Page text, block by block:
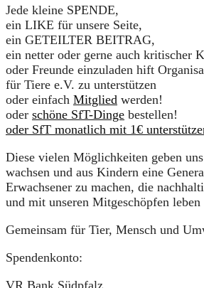
Jede kleine SPENDE,
ein LIKE für unsere Seite,
ein GETEILTER BEITRAG,
ein netter oder gerne auch kritischer
oder Freunde einzuladen hift
für Tiere e.V. zu unterstützen
oder einfach Mitglied werden!
oder schöne SfT-Dinge bestellen!
oder SfT monatlich mit 1€
Diese vielen Möglichkeiten geben
wachsen und aus Kindern eine
Erwachsener zu machen, die
und mit unseren Mitgeschöpfen leben
Gemeinsam für Tier, Mensch und
Spendenkonto: